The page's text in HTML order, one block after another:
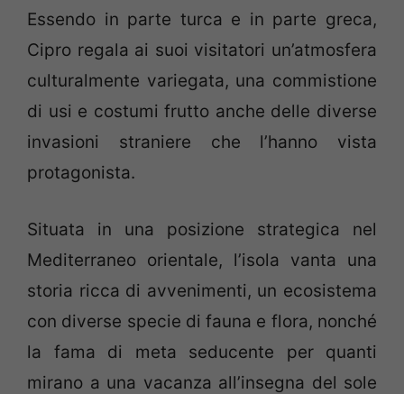
Essendo in parte turca e in parte greca,
Cipro regala ai suoi visitatori un’atmosfera
culturalmente variegata, una commistione
di usi e costumi frutto anche delle diverse
invasioni straniere che l’hanno vista
protagonista.
Situata in una posizione strategica nel
Mediterraneo orientale, l’isola vanta una
storia ricca di avvenimenti, un ecosistema
con diverse specie di fauna e flora, nonché
la fama di meta seducente per quanti
mirano a una vacanza all’insegna del sole